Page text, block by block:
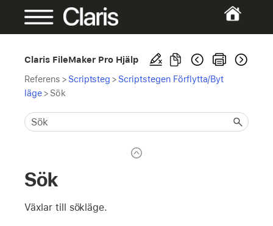
Claris FileMaker Pro Hjälp
Referens > Scriptsteg > Scriptstegen Förflytta/Byt
läge> Sök
Sök
Växlar till sökläge.